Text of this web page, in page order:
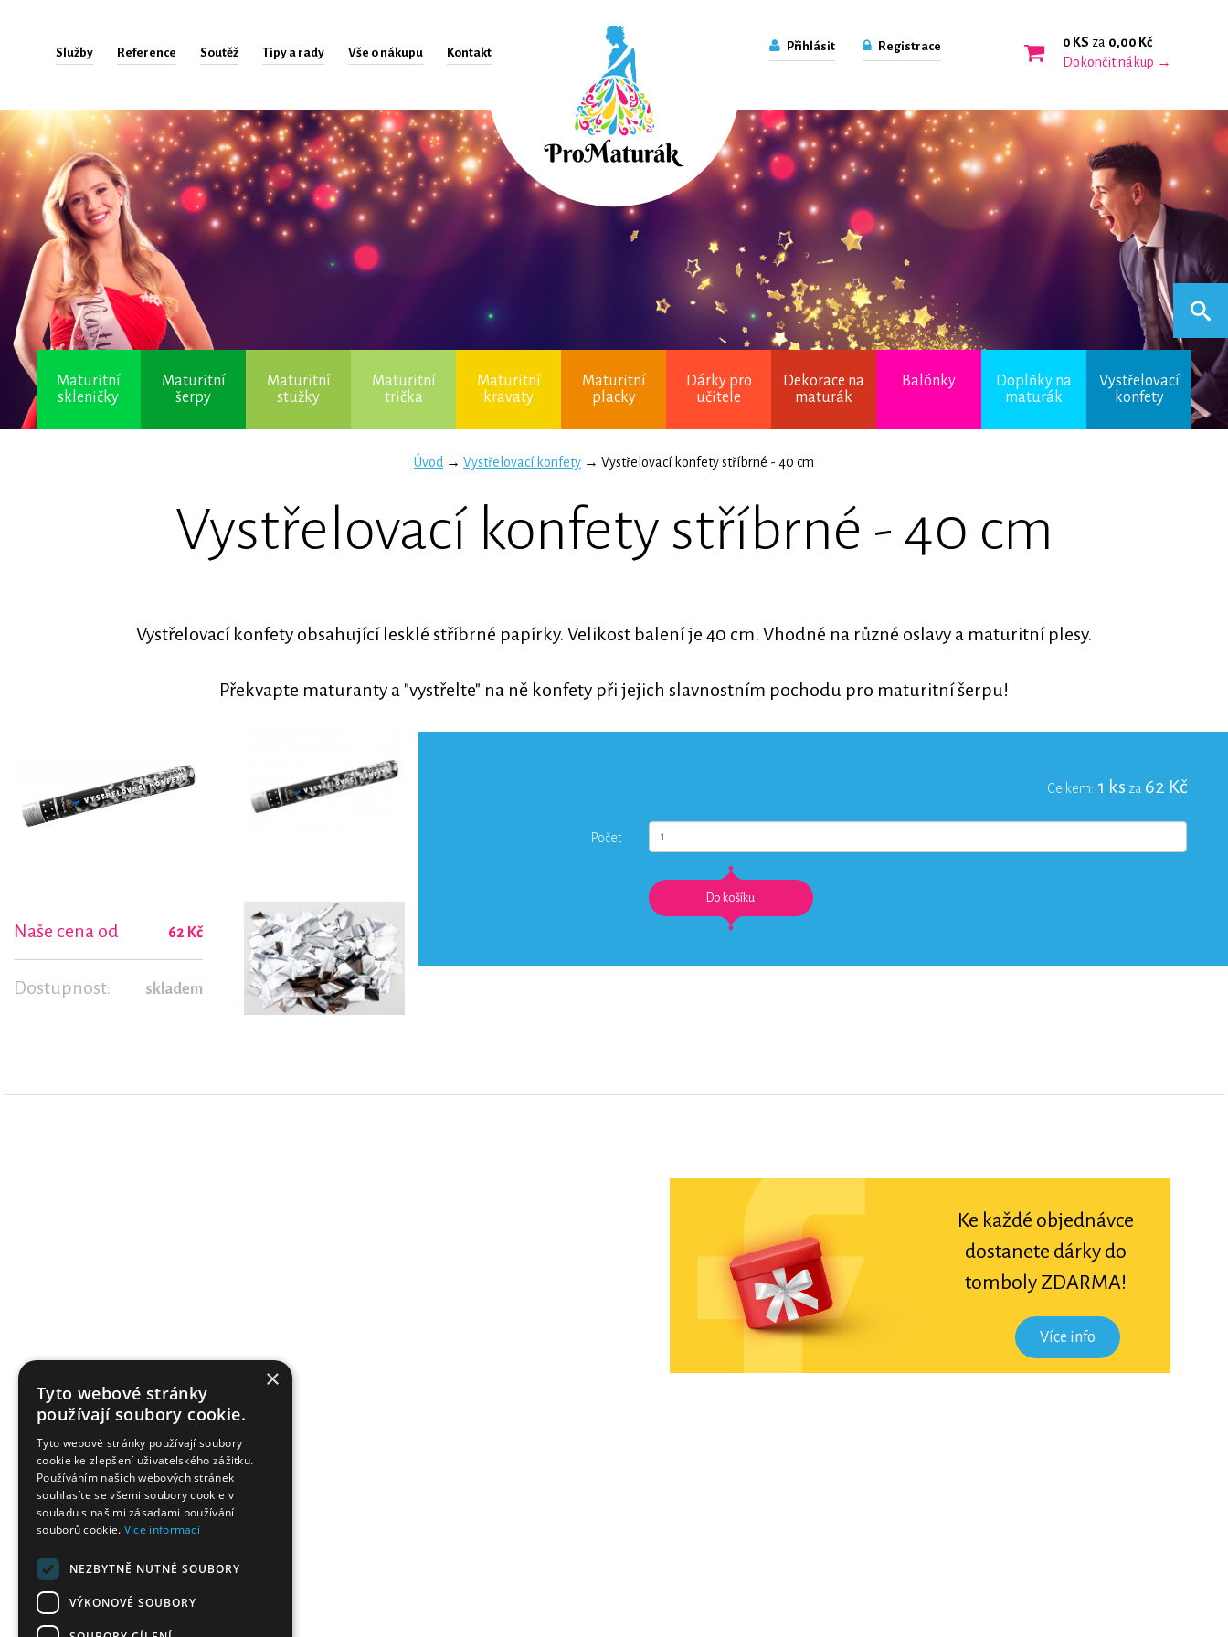
Služby Reference Soutěž Tipy a rady Vše o nákupu Kontakt Přihlásit Registrace 0 KS za 0,00 Kč
Dokončit nákup →
Maturitní
skleničky
Maturitní
šerpy
Maturitní
stužky
Maturitní
trička
Maturitní
kravaty
Maturitní
placky
Dárky pro
učitele
Dekorace na
maturák
Balónky
Doplňky na
maturák
Vystřelovací
konfety
Úvod → Vystřelovací konfety → Vystřelovací konfety stříbrné - 40 cm
Vystřelovací konfety stříbrné - 40 cm
Vystřelovací konfety obsahující lesklé stříbrné papírky. Velikost balení je 40 cm. Vhodné na různé oslavy a maturitní plesy.
Překvapte maturanty a "vystřelte" na ně konfety při jejich slavnostním pochodu pro maturitní šerpu!
Naše cena od 62 Kč
Dostupnost: skladem
Celkem: 1 ks za 62 Kč
Počet
Ke každé objednávce
dostanete dárky do
tomboly ZDARMA!
Více info
×
Tyto webové stránky
používají soubory cookie.
Tyto webové stránky používají soubory
cookie ke zlepšení uživatelského zážitku.
Používáním našich webových stránek
souhlasíte se všemi soubory cookie v
souladu s našimi zásadami používání
souborů cookie. Více informací
NEZBYTNĚ NUTNÉ SOUBORY
VÝKONOVÉ SOUBORY